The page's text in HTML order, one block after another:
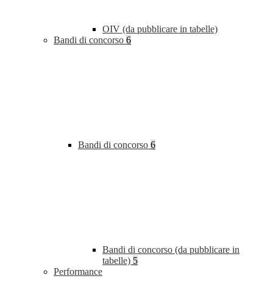
OIV (da pubblicare in tabelle)
Bandi di concorso 6
Bandi di concorso 6
Bandi di concorso (da pubblicare in
tabelle) 5
Performance